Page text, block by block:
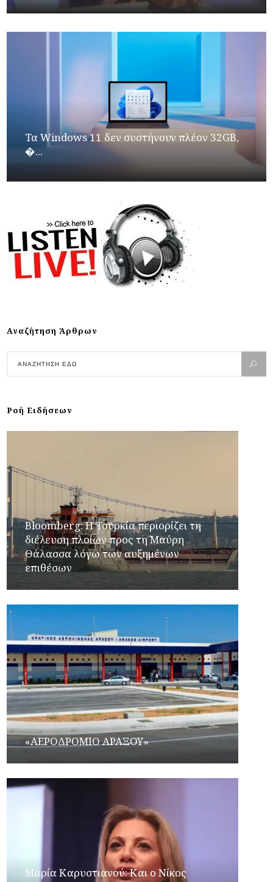
Τα Windows 11 δεν συστήνουν πλέον 32GB,
�...
Αναζήτηση Άρθρων
Ροή Ειδήσεων
Bloomberg: Η Τουρκία περιορίζει τη
διέλευση πλοίων προς τη Μαύρη
Θάλασσα λόγω των αυξημένων
επιθέσων
«ΑΕΡΟΔΡΟΜΙΟ ΑΡΑΞΟΥ»
Μαρία Καρυστιανού: Και ο Νίκος